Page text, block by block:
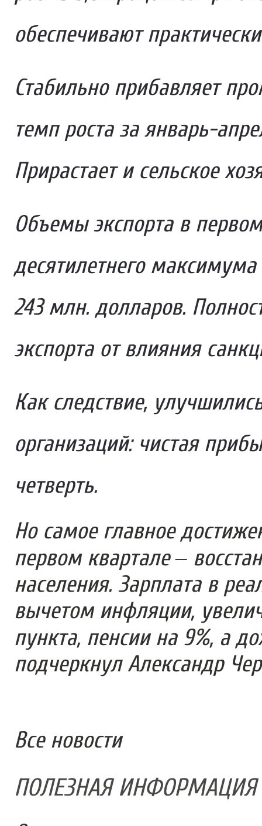
обеспечивают
Стабильно прибавляет
темп роста за январь-
Прирастает и сельское
Объемы экспорта в
десятилетнего
243 млн. долларов.
экспорта от влияния
Как следствие,
организаций: чистая
четверть.
Но самое главное
первом квартале –
населения. Зарплата в
вычетом инфляции,
пункта, пенсии на 9%, а
подчеркнул Александр
Все новости
ПОЛЕЗНАЯ ИНФОРМАЦИЯ